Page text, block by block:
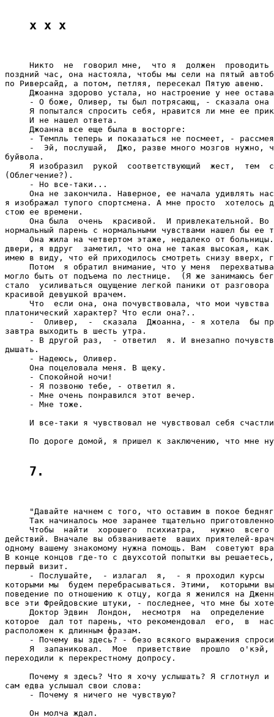
x x x
Никто  не  говорил мне,  что я  должен  проводить
поздний час, она настояла, чтобы мы сели на пятый
по Риверсайд, а потом, петляя, пересекал Пятую авеню.
Джоанна здорово устала, но настроение у нее
- О боже, Оливер, ты был потрясающ, - сказала она
Я попытался спросить себя, нравится ли мне ее
     И не нашел ответа.
     Джоанна все еще была в восторге:
- Темпль теперь и показаться не посмеет, -
-  Эй, послушай,  Джо, разве много мозгов нужно,
буйвола.
Я изобразил  рукой  соответствующий  жест,  тем
(Облегчение?).
     - Но все-таки...
Она не закончила. Наверное, ее начала удивлять
я изображал тупого спортсмена. А мне просто
стою ее времени.
Она была  очень  красивой.  И привлекательной. Во
нормальный парень с нормальными чувствами нашел бы ее
Она жила на четвертом этаже, недалеко от
двери, я вдруг  заметил, что она не такая высокая, как
имею в виду, что ей приходилось смотреть снизу вверх,
Потом  я обратил внимание, что у меня
могло быть от подъема по лестнице.  (Я же занимаюсь
стало  усиливаться ощущение легкой паники от разговора
красивой девушкой врачем.
Что  если она, она почувствовала, что мои чувства
платонический характер? Что если она?..
-  Оливер,  -  сказала  Джоанна, - я хотела  бы
завтра выходить в шесть утра.
- В другой раз,  - ответил  я. И внезапно
дышать.
     - Надеюсь, Оливер.
     Она поцеловала меня. В щеку.
     - Спокойной ночи!
     - Я позвоню тебе, - ответил я.
     - Мне очень понравился этот вечер.
     - Мне тоже.
И все-таки я чувствовал не чувствовал себя
По дороге домой, я пришел к заключению, что мне
7.
"Давайте начнем с того, что оставим в покое
Так начиналось мое заранее тщательно
Чтобы  найти  хорошего  психиатра,   нужно  всего
действий. Вначале вы обзваниваете  ваших приятелей-
одному вашему знакомому нужна помощь. Вам  советуют
В конце концов где-то с двухсотой попытки вы
первый визит.
- Послушайте,  - излагал  я,  - я проходил курсы
которыми мы  будем перебрасываться. Этими,  которыми
поведение по отношению к отцу, когда я женился на
все эти Фрейдовские штуки, - последнее, что мне бы
Доктор Эдвин  Лондон,  несмотря  на  определение
которое  дал тот парень, что рекомендовал  его,  в
расположен к длинным фразам.
- Почему вы здесь? - безо всякого выражения
Я  запаниковал.  Мое  приветствие  прошло  о'кэй,
переходили к перекрестному допросу.
Почему я здесь? Что я хочу услышать? Я сглотнул и
сам едва услышал свои слова:
     - Почему я ничего не чувствую?
     Он молча ждал.